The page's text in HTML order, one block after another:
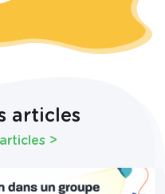
articles
>